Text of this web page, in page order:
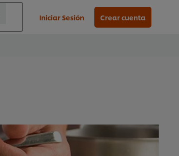
Iniciar Sesión Crear cuenta